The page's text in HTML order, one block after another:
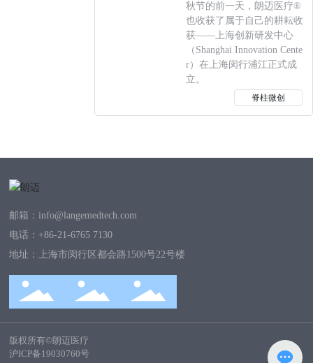
秋节的前一天，朗迈医疗®
也收获了属于自己的耕耘收
获——上海创新研发中心
（Shanghai Innovation Cente
r）在上海闵行浦江正式成
立。
脊柱微创
邮箱： info@langemedtech.com
电话： +86-21-6765 7130
地址：上海市闵行区都会路1500号22号楼
版权所有©朗迈医疗
沪ICP备19030760号